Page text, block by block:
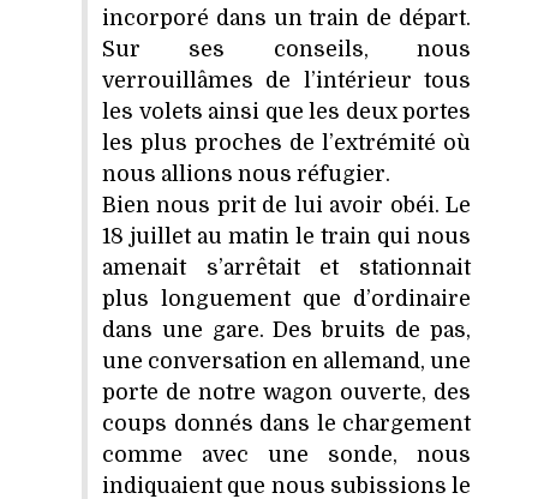
incorporé dans un train de départ.
Sur ses conseils, nous
verrouillâmes de l’intérieur tous
les volets ainsi que les deux portes
les plus proches de l’extrémité où
nous allions nous réfugier.
Bien nous prit de lui avoir obéi. Le
18 juillet au matin le train qui nous
amenait s’arrêtait et stationnait
plus longuement que d’ordinaire
dans une gare. Des bruits de pas,
une conversation en allemand, une
porte de notre wagon ouverte, des
coups donnés dans le chargement
comme avec une sonde, nous
indiquaient que nous subissions le